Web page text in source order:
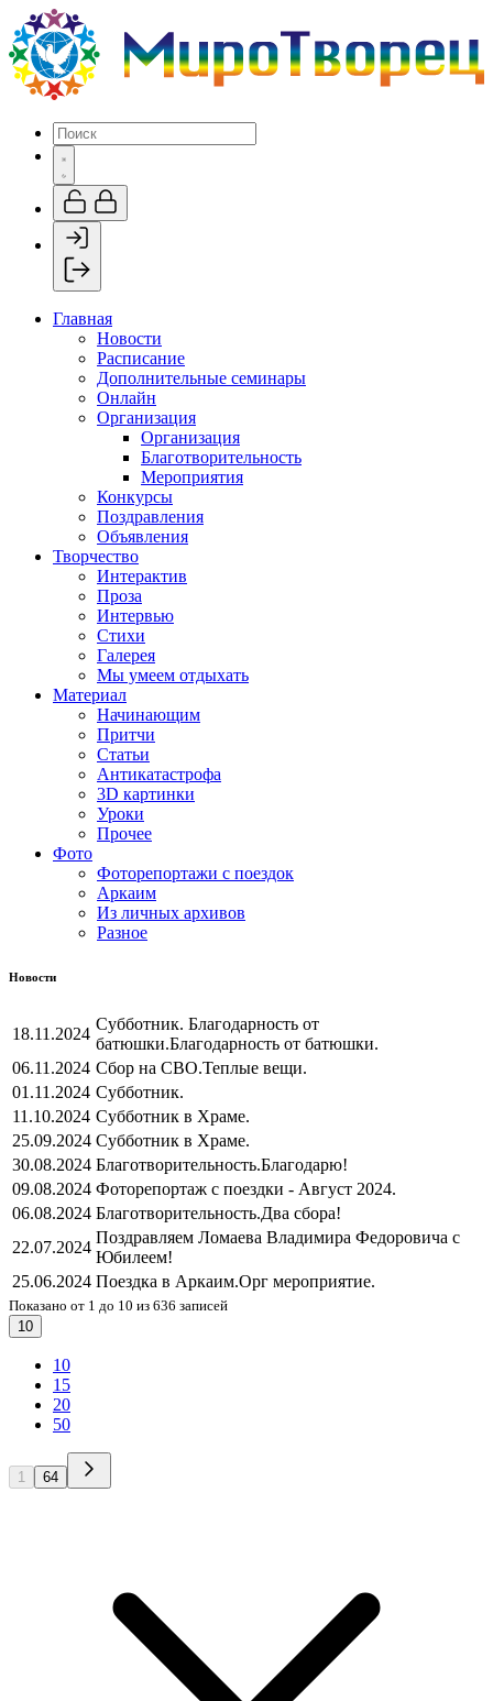
Главная
Новости
Расписание
Дополнительные семинары
Онлайн
Организация
Организация
Благотворительность
Мероприятия
Конкурсы
Поздравления
Объявления
Творчество
Интерактив
Проза
Интервью
Стихи
Галерея
Мы умеем отдыхать
Материал
Начинающим
Притчи
Статьи
Антикатастрофа
3D картинки
Уроки
Прочее
Фото
Фоторепортажи с поездок
Аркаим
Из личных архивов
Разное
Новости
18.11.2024
Субботник. Благодарность от
батюшки.Благодарность от батюшки.
06.11.2024 Сбор на СВО.Теплые вещи.
01.11.2024 Субботник.
11.10.2024 Субботник в Храме.
25.09.2024 Субботник в Храме.
30.08.2024 Благотворительность.Благодарю!
09.08.2024 Фоторепортаж с поездки - Август 2024.
06.08.2024 Благотворительность.Два сбора!
22.07.2024
Поздравляем Ломаева Владимира Федоровича с
Юбилеем!
25.06.2024 Поездка в Аркаим.Орг мероприятие.
Показано от 1 до 10 из 636 записей
10
10
15
20
50
1 64